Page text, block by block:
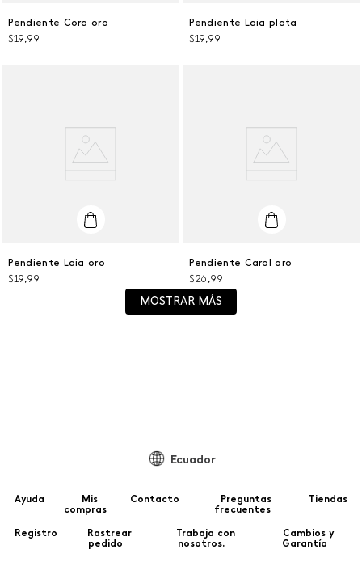
Talla Única
Pendiente Cora oro
$19,99
Talla Única
Pendiente Laia plata
$19,99
Talla Única
AGREGAR AL CARRITO
Pendiente Laia oro
$19,99
Talla Única
AGREGAR AL CARRITO
Pendiente Carol oro
$26 ,99
MOSTRAR MÁS
Ecuador
Ayuda
Mis
compras
Contacto
Preguntas
frecuentes
Tiendas
Registro
Rastrear
pedido
Trabaja con
nosotros.
Cambios y
Garantía